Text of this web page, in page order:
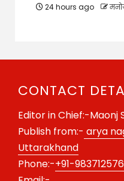
24 hours ago
CONTACT
Editor in Chief:-Maonj
Publish from:- arya
Uttarakhand
Phone:-+91-